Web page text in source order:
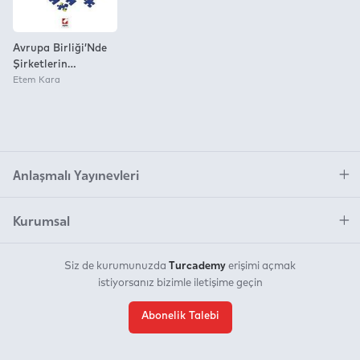
Avrupa Birliği’Nde
Şirketlerin
Sınıraşan
Etem Kara
Anlaşmalı Yayınevleri
Kurumsal
Siz de kurumunuzda Turcademy erişimi açmak
istiyorsanız bizimle iletişime geçin
Abonelik Talebi